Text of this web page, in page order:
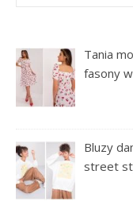
Tania
fasony
Bluzy
street